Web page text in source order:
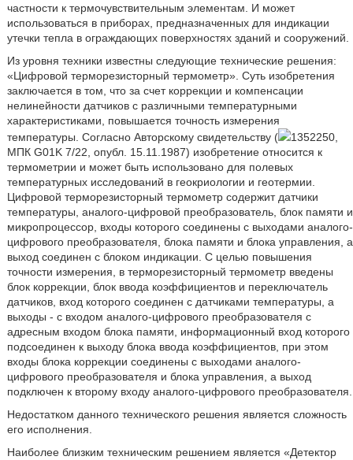
частности к термочувствительным элементам. И может
использоваться в приборах, предназначенных для индикации
утечки тепла в ограждающих поверхностях зданий и сооружений.
Из уровня техники известны следующие технические решения:
«Цифровой терморезисторный термометр». Суть изобретения
заключается в том, что за счет коррекции и компенсации
нелинейности датчиков с различными температурными
характеристиками, повышается точность измерения
температуры. Согласно Авторскому свидетельству (
1352250,
МПК G01K 7/22, опубл. 15.11.1987) изобретение относится к
термометрии и может быть использовано для полевых
температурных исследований в геокриологии и геотермии.
Цифровой терморезисторный термометр содержит датчики
температуры, аналого-цифровой преобразователь, блок памяти и
микропроцессор, входы которого соединены с выходами аналого-
цифрового преобразователя, блока памяти и блока управления, а
выход соединен с блоком индикации. С целью повышения
точности измерения, в терморезисторный термометр введены
блок коррекции, блок ввода коэффициентов и переключатель
датчиков, вход которого соединен с датчиками температуры, а
выходы - с входом аналого-цифрового преобразователя с
адресным входом блока памяти, информационный вход которого
подсоединен к выходу блока ввода коэффициентов, при этом
входы блока коррекции соединены с выходами аналого-
цифрового преобразователя и блока управления, а выход
подключен к второму входу аналого-цифрового преобразователя.
Недостатком данного технического решения является сложность
его исполнения.
Наиболее близким техническим решением является «Детектор